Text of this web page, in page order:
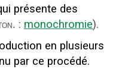
présente des
: monochromie).
en plusieurs
par ce procédé.